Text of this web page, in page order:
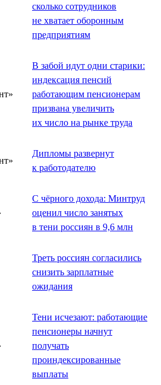
сколько сотрудников
не хватает оборонным
предприятиям
В забой идут одни старики:
индексация пенсий
работающим пенсионерам
призвана увеличить
их число на рынке труда
Дипломы развернут
к работодателю
С чёрного дохода: Минтруд
оценил число занятых
в тени россиян в 9,6 млн
Треть россиян согласились
снизить зарплатные
ожидания
Тени исчезают: работающие
пенсионеры начнут
получать
проиндексированные
выплаты